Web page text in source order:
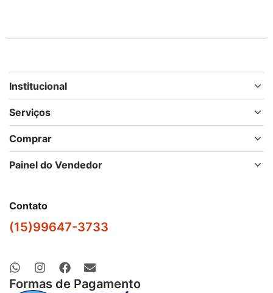
Institucional
Serviços
Comprar
Painel do Vendedor
Contato
(15)99647-3733
Formas de Pagamento